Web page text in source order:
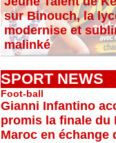
sur Binouch, la
modernise et
malinké
SPORT NEWS
Foot-ball
Gianni Infantino
promis la finale du
Maroc en échange